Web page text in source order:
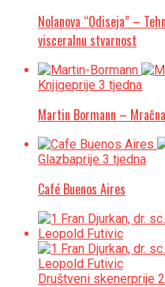
Nolanova “Odiseja” –
visceralnu stvarnost
Knjigeprije 3 tjedna
Martin Bormann –
Glazbaprije 3 tjedna
Café Buenos Aires
Društveni skenerprije